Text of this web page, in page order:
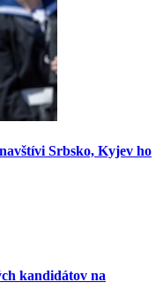
Srbsko, Kyjev ho
kandidátov na